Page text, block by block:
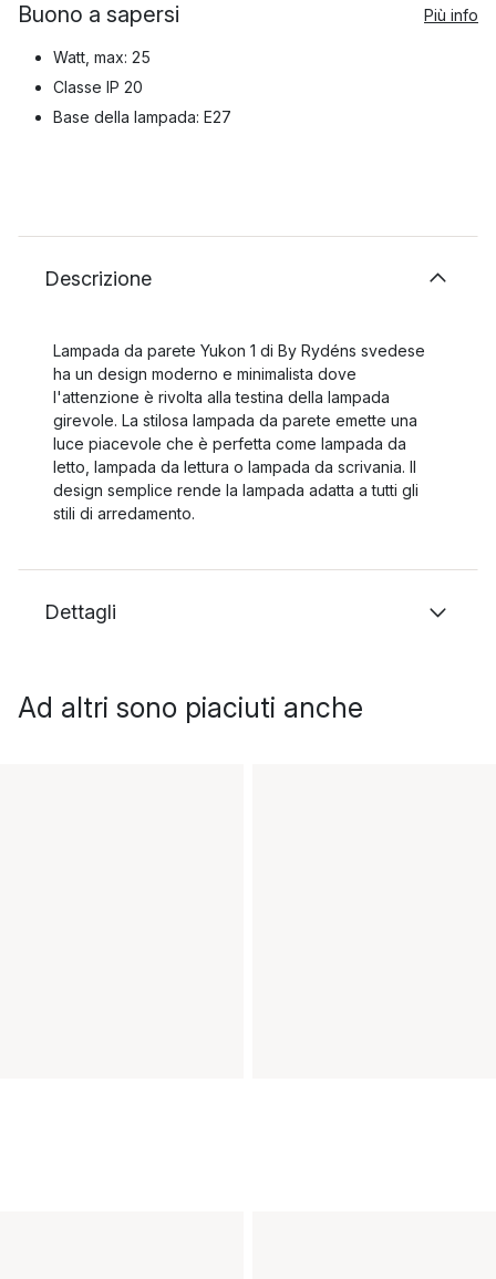
Buono a sapersi Più info
Watt, max: 25
Classe IP 20
Base della lampada: E27
Descrizione
Lampada da parete Yukon 1 di By Rydéns svedese
ha un design moderno e minimalista dove
l'attenzione è rivolta alla testina della lampada
girevole. La stilosa lampada da parete emette una
luce piacevole che è perfetta come lampada da
letto, lampada da lettura o lampada da scrivania. Il
design semplice rende la lampada adatta a tutti gli
stili di arredamento.
Dettagli
Ad altri sono piaciuti anche